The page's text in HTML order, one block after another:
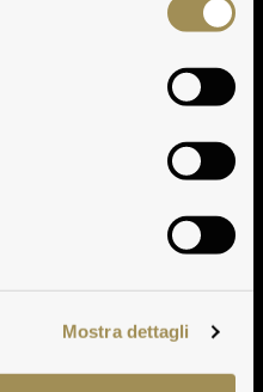
Mostra dettagli